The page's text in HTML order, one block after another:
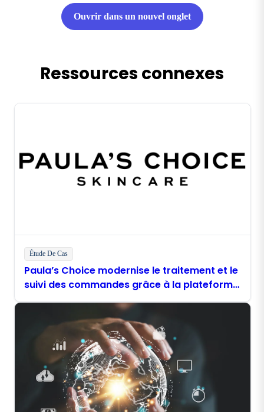
Ouvrir dans un nouvel onglet
Ressources connexes
Étude De Cas
Paula’s Choice modernise le traitement et le
suivi des commandes grâce à la plateforme
Boomi Enterprise Platform